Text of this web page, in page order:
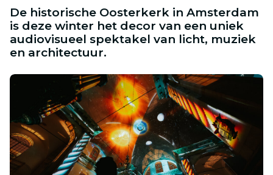
De historische Oosterkerk in Amsterdam
is deze winter het decor van een uniek
audiovisueel spektakel van licht, muziek
en architectuur.